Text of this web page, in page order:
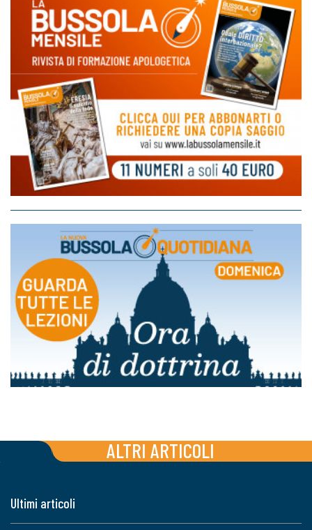
ALTRI ARTICOLI
Ultimi articoli